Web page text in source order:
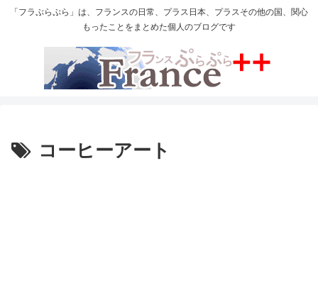
「フラぷらぷら」は、フランスの日常、プラス日本、プラスその他の国、関心
もったことをまとめた個人のブログです
コーヒーアート